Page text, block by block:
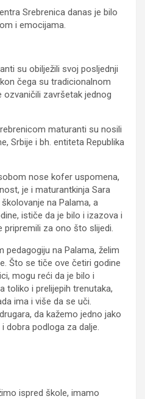
Srebrenica danas je bilo
i emocijama.
su obilježili svoj posljednji
čega su tradicionalnom
završetak jednog
maturanti su nosili
Srbije i bh. entiteta Republika
nose kofer uspomena,
je i maturantkinja Sara
na Palama, a
ističe da je bilo i izazova i
pripremili za ono što slijedi.
pedagogiju na Palama, želim
Što se tiče ove četiri godine
mogu reći da je bilo i
toliko i prelijepih trenutaka,
ima i više da se uči.
da kažemo jedno jako
dobra podloga za dalje.
ispred škole, imamo